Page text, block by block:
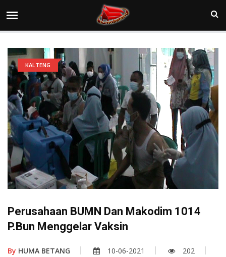
KALTENG
Perusahaan BUMN Dan Makodim 1014
P.Bun Menggelar Vaksin
By HUMA BETANG 10-06-2021
202